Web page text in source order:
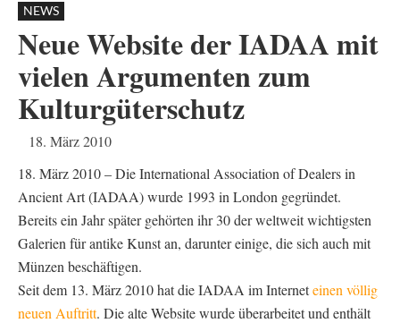
NEWS
Neue Website der IADAA mit
vielen Argumenten zum
Kulturgüterschutz
18. März 2010
18. März 2010 – Die International Association of Dealers in
Ancient Art (IADAA) wurde 1993 in London gegründet.
Bereits ein Jahr später gehörten ihr 30 der weltweit wichtigsten
Galerien für antike Kunst an, darunter einige, die sich auch mit
Münzen beschäftigen.
Seit dem 13. März 2010 hat die IADAA im Interneteinen völlig
neuen Auftritt. Die alte Website wurde überarbeitet und enthält